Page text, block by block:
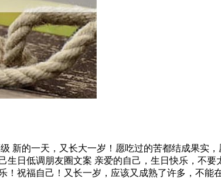
新的一天，又长大一岁！愿吃过的苦都结成果实
日低调朋友圈文案 亲爱的自己，生日快乐，不
祝福自己！又长一岁，应该又成熟了许多，不能